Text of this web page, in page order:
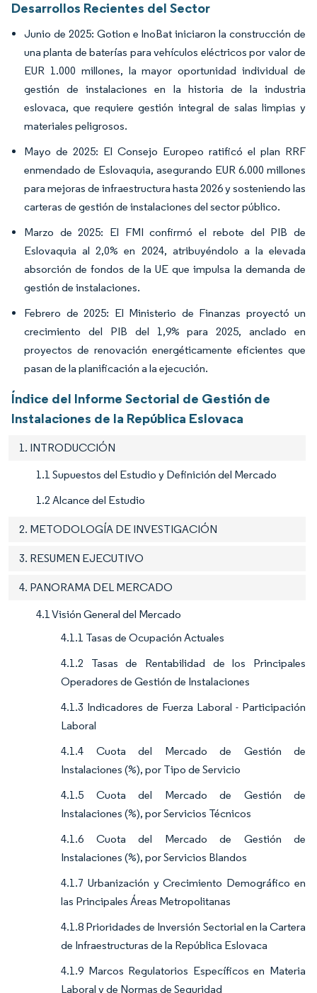
Desarrollos Recientes del Sector
Junio de 2025: Gotion e InoBat iniciaron la construcción de
una planta de baterías para vehículos eléctricos por valor de
EUR 1.000 millones, la mayor oportunidad individual de
gestión de instalaciones en la historia de la industria
eslovaca, que requiere gestión integral de salas limpias y
materiales peligrosos.
Mayo de 2025: El Consejo Europeo ratificó el plan RRF
enmendado de Eslovaquia, asegurando EUR 6.000 millones
para mejoras de infraestructura hasta 2026 y sosteniendo las
carteras de gestión de instalaciones del sector público.
Marzo de 2025: El FMI confirmó el rebote del PIB de
Eslovaquia al 2,0% en 2024, atribuyéndolo a la elevada
absorción de fondos de la UE que impulsa la demanda de
gestión de instalaciones.
Febrero de 2025: El Ministerio de Finanzas proyectó un
crecimiento del PIB del 1,9% para 2025, anclado en
proyectos de renovación energéticamente eficientes que
pasan de la planificación a la ejecución.
Índice del Informe Sectorial de Gestión de
Instalaciones de la República Eslovaca
1. INTRODUCCIÓN
1.1 Supuestos del Estudio y Definición del Mercado
1.2 Alcance del Estudio
2. METODOLOGÍA DE INVESTIGACIÓN
3. RESUMEN EJECUTIVO
4. PANORAMA DEL MERCADO
4.1 Visión General del Mercado
4.1.1 Tasas de Ocupación Actuales
4.1.2 Tasas de Rentabilidad de los Principales
Operadores de Gestión de Instalaciones
4.1.3 Indicadores de Fuerza Laboral - Participación
Laboral
4.1.4 Cuota del Mercado de Gestión de
Instalaciones (%), por Tipo de Servicio
4.1.5 Cuota del Mercado de Gestión de
Instalaciones (%), por Servicios Técnicos
4.1.6 Cuota del Mercado de Gestión de
Instalaciones (%), por Servicios Blandos
4.1.7 Urbanización y Crecimiento Demográfico en
las Principales Áreas Metropolitanas
4.1.8 Prioridades de Inversión Sectorial en la Cartera
de Infraestructuras de la República Eslovaca
4.1.9 Marcos Regulatorios Específicos en Materia
Laboral y de Normas de Seguridad